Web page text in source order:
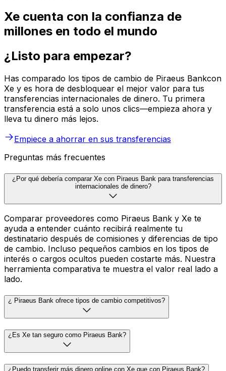
Xe cuenta con la confianza de
millones en todo el mundo
¿Listo para empezar?
Has comparado los tipos de cambio de Piraeus Bankcon
Xe y es hora de desbloquear el mejor valor para tus
transferencias internacionales de dinero. Tu primera
transferencia está a solo unos clics—empieza ahora y
lleva tu dinero más lejos.
Empiece a ahorrar en sus transferencias
Preguntas más frecuentes
¿Por qué debería comparar Xe con Piraeus Bank para transferencias
internacionales de dinero?
Comparar proveedores como Piraeus Bank y Xe te
ayuda a entender cuánto recibirá realmente tu
destinatario después de comisiones y diferencias de tipo
de cambio. Incluso pequeños cambios en los tipos de
interés o cargos ocultos pueden costarte más. Nuestra
herramienta comparativa te muestra el valor real lado a
lado.
¿ Piraeus Bank ofrece tipos de cambio competitivos?
¿Es Xe tan seguro como Piraeus Bank?
¿Puedo transferir más dinero online con Xe que con Piraeus Bank?